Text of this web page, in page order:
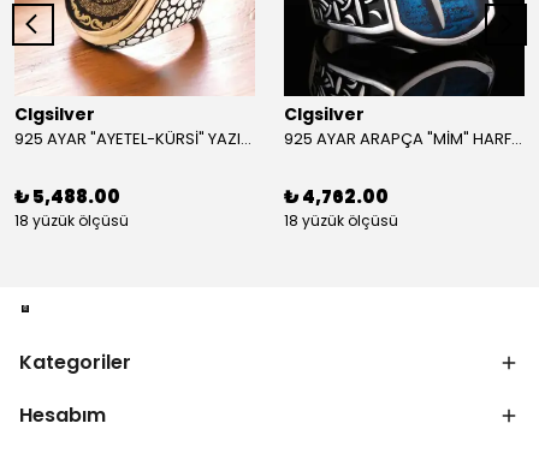
Clgsilver
925 AYAR "AYETEL-KÜRSİ" YAZILI GÜMÜŞ ERKEK YÜZÜK
₺ 5,488.00
18 yüzük ölçüsü
Clgsilver
925 AYAR ARAPÇA "MİM" HARFLİ GÜMÜŞ ERKEK YÜZÜK
₺ 4,762.00
18 yüzük ölçüsü
Kategoriler
Hesabım